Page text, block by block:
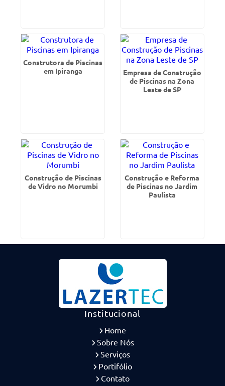
Construtora de Piscinas
em Ipiranga
Empresa de Construção
de Piscinas na Zona
Leste de SP
Construção de Piscinas
de Vidro no Morumbi
Construção e Reforma
de Piscinas no Jardim
Paulista
Institucional
Home
Sobre Nós
Serviços
Portifólio
Contato